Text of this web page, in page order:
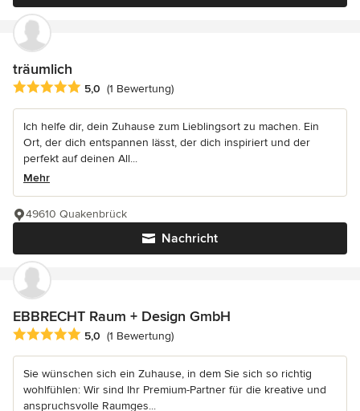
träumlich
Durchschnittliche Bewertung: 5 von 5 Sternen
5,0 (1 Bewertung)
Ich helfe dir, dein Zuhause zum Lieblingsort zu machen. Ein
Ort, der dich entspannen lässt, der dich inspiriert und der
perfekt auf deinen All...
Mehr
Nachricht
49610 Quakenbrück
EBBRECHT Raum + Design GmbH
Durchschnittliche Bewertung: 5 von 5 Sternen
5,0 (1 Bewertung)
Sie wünschen sich ein Zuhause, in dem Sie sich so richtig
wohlfühlen: Wir sind Ihr Premium-Partner für die kreative und
anspruchsvolle Raumges...